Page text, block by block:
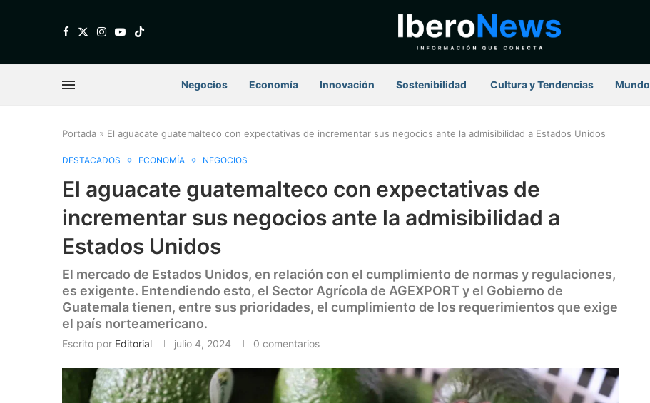
Negocios Economía Innovación Sostenibilidad ⁠ Cultura y Tendencias Mundo
Portada » El aguacate guatemalteco con expectativas de incrementar sus negocios ante la admisibilidad a Estados Unidos
DESTACADOS ECONOMÍA NEGOCIOS
El aguacate guatemalteco con expectativas de
incrementar sus negocios ante la admisibilidad a
Estados Unidos
El mercado de Estados Unidos, en relación con el cumplimiento de normas y regulaciones,
es exigente. Entendiendo esto, el Sector Agrícola de AGEXPORT y el Gobierno de
Guatemala tienen, entre sus prioridades, el cumplimiento de los requerimientos que exige
el país norteamericano.
Escrito por Editorial julio 4, 2024 0 comentarios